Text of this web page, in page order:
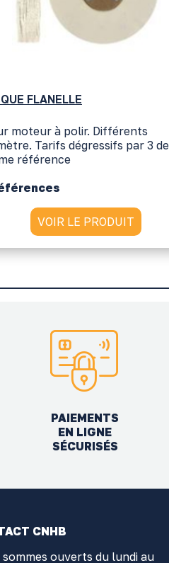
FLANELLE
moteur à polir. Différents
Tarifs dégressifs par 3 de
référence
VOIR LE PRODUIT
PAIEMENTS
EN LIGNE
SÉCURISÉS
CNHB
sommes ouverts du lundi au